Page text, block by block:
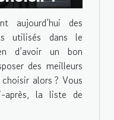
aujourd’hui des
utilisés dans le
d’avoir un bon
des meilleurs
alors ? Vous
après, la liste de